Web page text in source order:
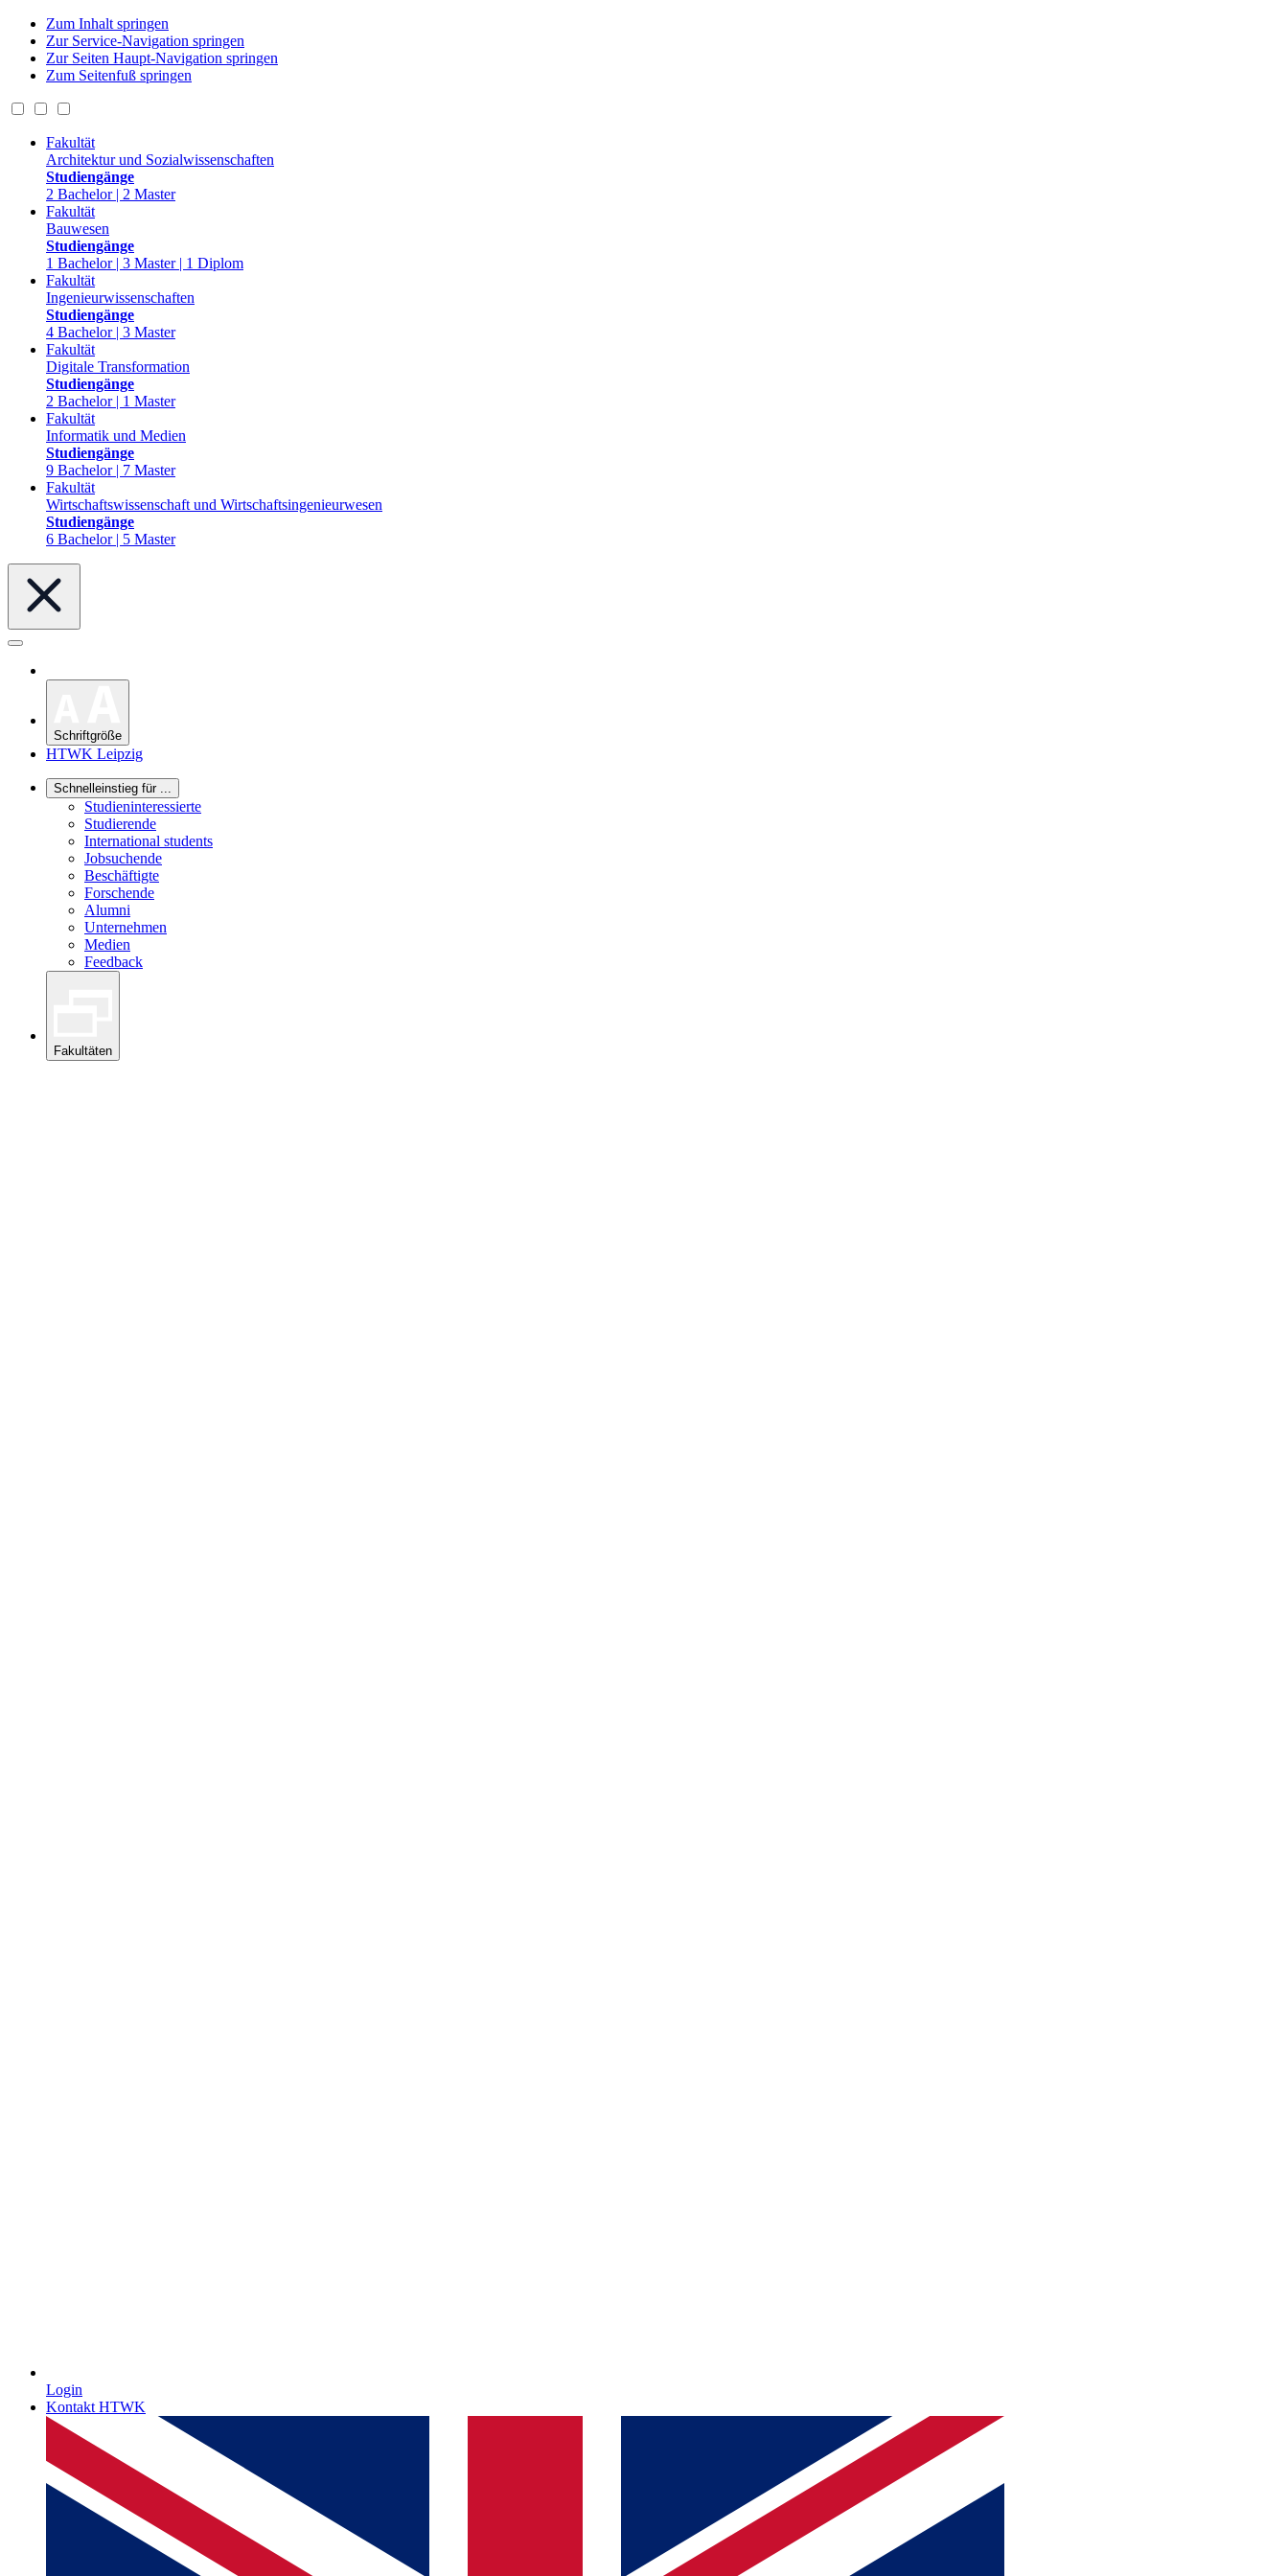
Zum Inhalt springen
Zur Service-Navigation springen
Zur Seiten Haupt-Navigation springen
Zum Seitenfuß springen
Fakultät
Architektur und Sozialwissenschaften
Studiengänge
2 Bachelor | 2 Master
Fakultät
Bauwesen
Studiengänge
1 Bachelor | 3 Master | 1 Diplom
Fakultät
Ingenieurwissenschaften
Studiengänge
4 Bachelor | 3 Master
Fakultät
Digitale Transformation
Studiengänge
2 Bachelor | 1 Master
Fakultät
Informatik und Medien
Studiengänge
9 Bachelor | 7 Master
Fakultät
Wirtschaftswissenschaft und Wirtschaftsingenieurwesen
Studiengänge
6 Bachelor | 5 Master
Schriftgröße
HTWK Leipzig
Schnelleinstieg für ...
Studieninteressierte
Studierende
International students
Jobsuchende
Beschäftigte
Forschende
Alumni
Unternehmen
Medien
Feedback
Fakultäten
Login
Kontakt HTWK